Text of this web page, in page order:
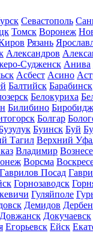
Севастополь
Томск Воронеж
Рязань
Александров
Судженск Анива
Асбест Асино
Балтийск Барабинск
Белокуриха
Билибино
Болгар
Буинск Буй
Тагил Верхний
Владимир
Ворсма
Гаврилов Посад
Горнозаводск
Гуляйполе
Демидов
Довжанск Докучаевск
Егорьевск Ейск